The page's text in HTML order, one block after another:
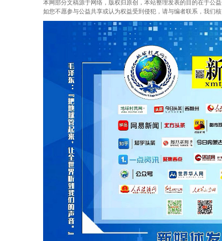
本网部分文稿源于网络，版权归原创，本站整理发表的目的在于公
如您不愿参与公益共享或认为权益受到侵犯，请与编者联系，我们